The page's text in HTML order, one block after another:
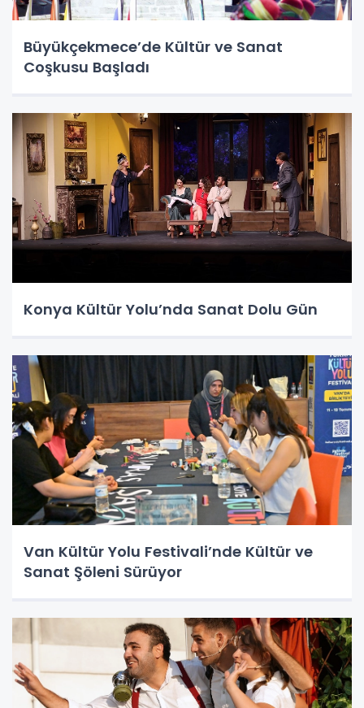
Büyükçekmece’de Kültür ve Sanat
Coşkusu Başladı
Konya Kültür Yolu’nda Sanat Dolu Gün
Van Kültür Yolu Festivali’nde Kültür ve
Sanat Şöleni Sürüyor